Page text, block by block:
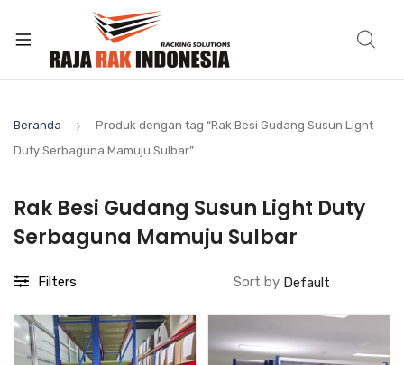
Beranda
Produk dengan tag “Rak Besi Gudang Susun Light
Duty Serbaguna Mamuju Sulbar”
Rak Besi Gudang Susun Light Duty
Serbaguna Mamuju Sulbar
Filters Sort by